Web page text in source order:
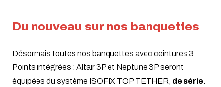
Du nouveau sur nos banquettes
Désormais toutes nos banquettes avec ceintures 3
Points intégrées : Altair 3P et Neptune 3P seront
équipées du système ISOFIX TOP TETHER, de série